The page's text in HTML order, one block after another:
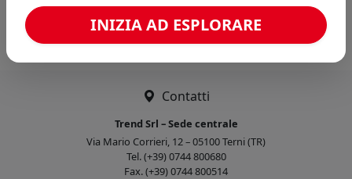
Caricamento confronto...
Contatti
Trend Srl – Sede centrale
Via Mario Corrieri, 12 – 05100 Terni (TR)
Tel. (+39) 0744 800680
Fax. (+39) 0744 800514
INIZIA AD ESPLORARE